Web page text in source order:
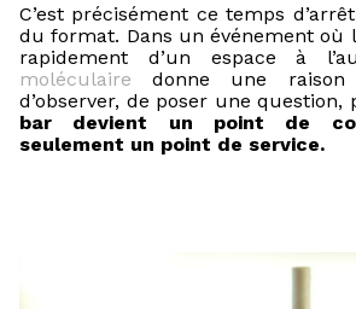
C’est précisément ce temps
du format. Dans un événement où
rapidement d’un espace à
moléculaire donne une raison
d’observer, de poser une question,
bar devient un point de
seulement un point de service.